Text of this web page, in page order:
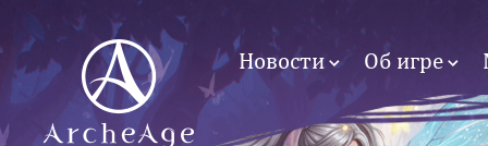
Новости Об игре